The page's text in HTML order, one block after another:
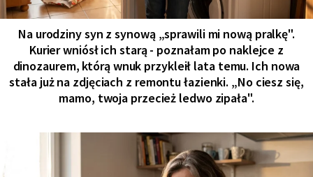
Na urodziny syn z synową „sprawili mi nową pralkę".
Kurier wniósł ich starą - poznałam po naklejce z
dinozaurem, którą wnuk przykleił lata temu. Ich nowa
stała już na zdjęciach z remontu łazienki. „No ciesz się,
mamo, twoja przecież ledwo zipała".